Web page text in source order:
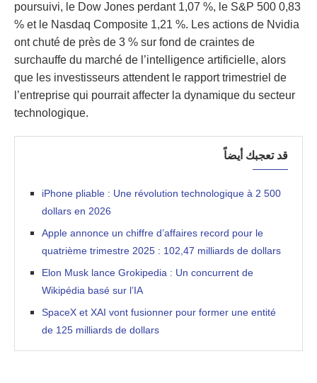
poursuivi, le Dow Jones perdant 1,07 %, le S&P 500 0,83
% et le Nasdaq Composite 1,21 %. Les actions de Nvidia
ont chuté de près de 3 % sur fond de craintes de
surchauffe du marché de l’intelligence artificielle, alors
que les investisseurs attendent le rapport trimestriel de
l’entreprise qui pourrait affecter la dynamique du secteur
technologique.
قد تعجبك أيضاً
iPhone pliable : Une révolution technologique à 2 500
dollars en 2026
Apple annonce un chiffre d’affaires record pour le
quatrième trimestre 2025 : 102,47 milliards de dollars
Elon Musk lance Grokipedia : Un concurrent de
Wikipédia basé sur l’IA
SpaceX et XAI vont fusionner pour former une entité
de 125 milliards de dollars